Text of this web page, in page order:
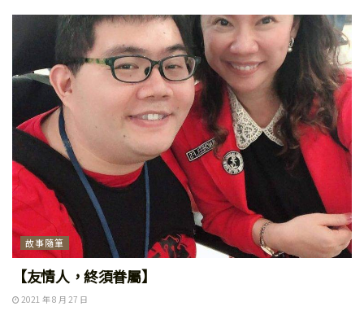
故事隨筆
【友情人，終須眷屬】
2021 年 8 月 27 日